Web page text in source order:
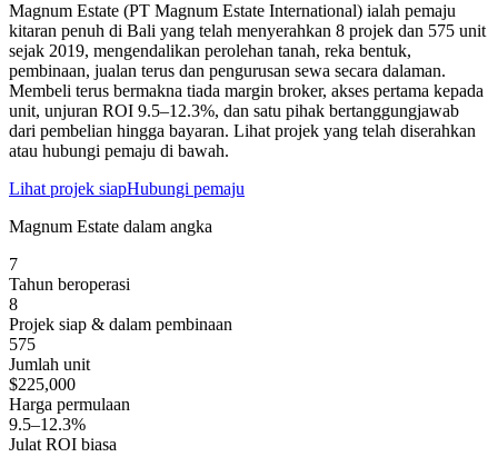
Magnum Estate (PT Magnum Estate International) ialah pemaju
kitaran penuh di Bali yang telah menyerahkan 8 projek dan 575 unit
sejak 2019, mengendalikan perolehan tanah, reka bentuk,
pembinaan, jualan terus dan pengurusan sewa secara dalaman.
Membeli terus bermakna tiada margin broker, akses pertama kepada
unit, unjuran ROI 9.5–12.3%, dan satu pihak bertanggungjawab
dari pembelian hingga bayaran. Lihat projek yang telah diserahkan
atau hubungi pemaju di bawah.
Lihat projek siapHubungi pemaju
Magnum Estate dalam angka
7
Tahun beroperasi
8
Projek siap & dalam pembinaan
575
Jumlah unit
$225,000
Harga permulaan
9.5–12.3%
Julat ROI biasa